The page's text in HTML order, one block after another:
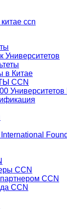
Университетов
в Китае
ССN
Университетов
ССN
CCN
ССN